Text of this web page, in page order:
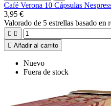
Café Verona 10 Cápsulas
3,95 €
Valorado de 5 estrellas basado en
 
 Añadir al carrito
Nuevo
Fuera de stock